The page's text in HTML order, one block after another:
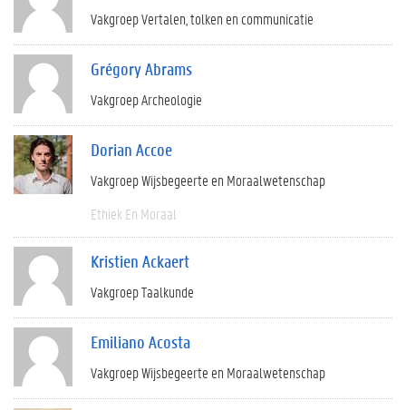
Vakgroep Vertalen, tolken en communicatie
Grégory Abrams
Vakgroep Archeologie
Dorian Accoe
Vakgroep Wijsbegeerte en Moraalwetenschap
Ethiek En Moraal
Kristien Ackaert
Vakgroep Taalkunde
Emiliano Acosta
Vakgroep Wijsbegeerte en Moraalwetenschap